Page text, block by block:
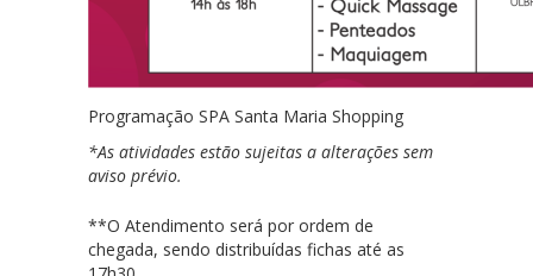
Programação SPA Santa Maria Shopping
*As atividades estão sujeitas a alterações sem
aviso prévio.
**O Atendimento será por ordem de
chegada, sendo distribuídas fichas até as